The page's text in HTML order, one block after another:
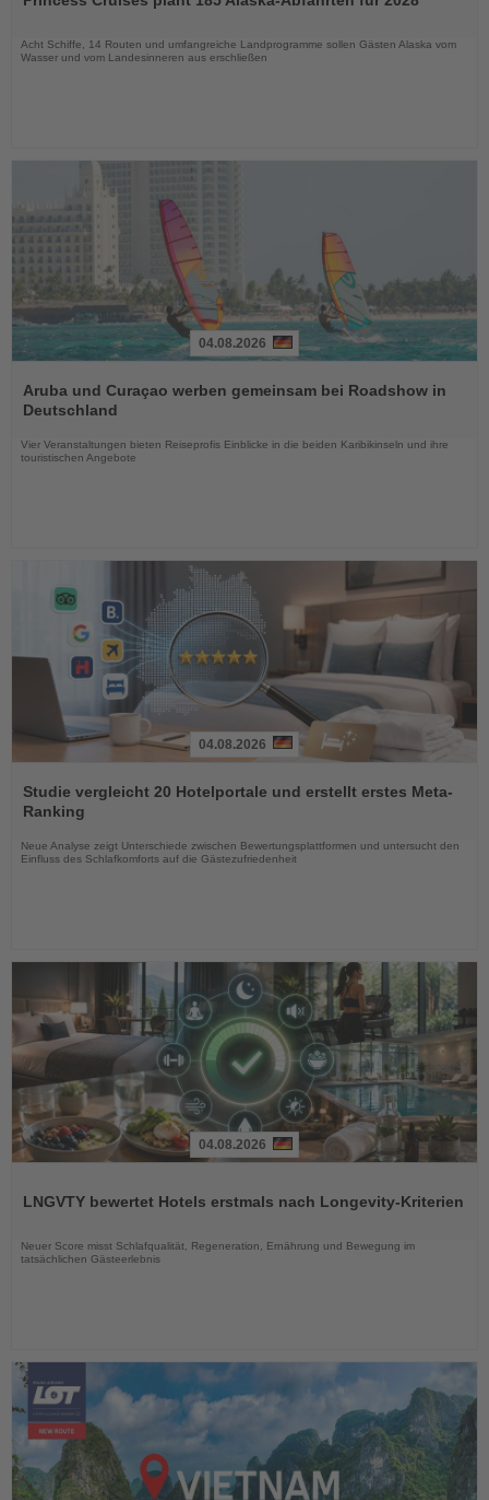
die
Acht Schiffe, 14 Routen und umfangreiche Landprogramme sollen Gästen Alaska vom
Wasser und vom Landesinneren aus erschließen
Sie
die
04.08.2026
Aruba und Curaçao werben gemeinsam bei Roadshow in
Deutschland
Vier Veranstaltungen bieten Reiseprofis Einblicke in die beiden Karibikinseln und ihre
touristischen Angebote
Sie
die
Nachrichten
04.08.2026
Studie vergleicht 20 Hotelportale und erstellt erstes Meta-
Ranking
Neue Analyse zeigt Unterschiede zwischen Bewertungsplattformen und untersucht den
Einfluss des Schlafkomforts auf die Gästezufriedenheit
die
04.08.2026
LNGVTY bewertet Hotels erstmals nach Longevity-Kriterien
Neuer Score misst Schlafqualität, Regeneration, Ernährung und Bewegung im
tatsächlichen Gästeerlebnis